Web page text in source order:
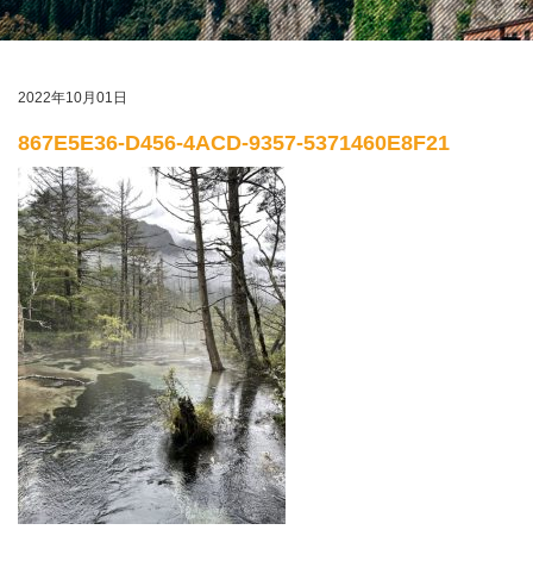
2022年10月01日
867E5E36-D456-4ACD-9357-5371460E8F21